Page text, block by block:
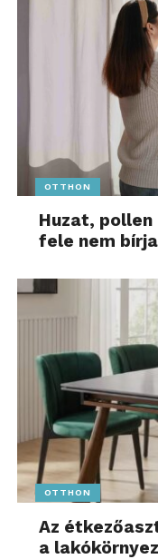
OTTHON
Huzat,
fele nem
OTTHON
Az
a